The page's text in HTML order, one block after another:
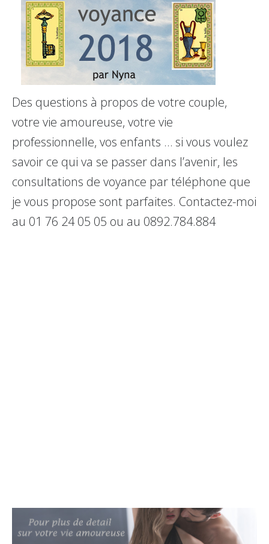
Des questions à propos de votre couple,
votre vie amoureuse, votre vie
professionnelle, vos enfants … si vous voulez
savoir ce qui va se passer dans l’avenir, les
consultations de voyance par téléphone que
je vous propose sont parfaites. Contactez-moi
au 01 76 24 05 05 ou au 0892.784.884